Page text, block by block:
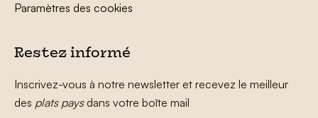
Paramètres des cookies
Restez informé
Inscrivez-vous à notre newsletter et recevez le meilleur
des plats paysdans votre boîte mail